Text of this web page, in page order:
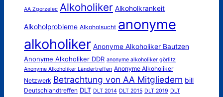
AA Zgorzelec Alkoholiker Alkoholkrankeit
Alkoholprobleme Alkoholsucht anonyme
alkoholiker Anonyme Alkoholiker Bautzen
Anonyme Alkoholiker DDR anonyme alkoholiker görlitz
Anonyme Alkoholiker Ländertreffen Anonyme Alkoholiker
Netzwerk Betrachtung von AA Mitgliedern bill
Deutschlandtreffen DLT DLT 2014 DLT 2015 DLT 2019 DLT